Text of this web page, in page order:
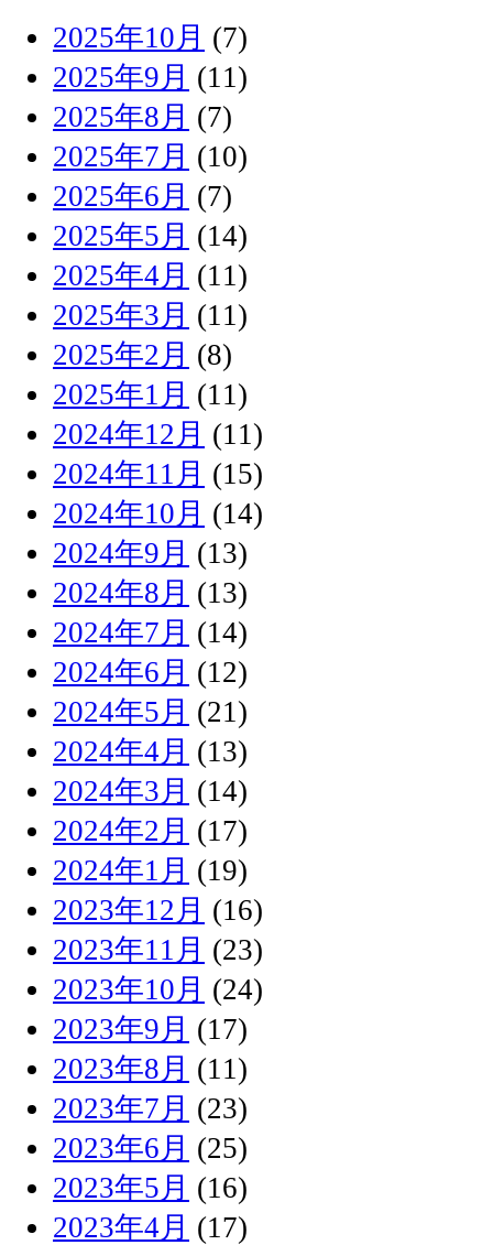
2025年10月 (7)
2025年9月 (11)
2025年8月 (7)
2025年7月 (10)
2025年6月 (7)
2025年5月 (14)
2025年4月 (11)
2025年3月 (11)
2025年2月 (8)
2025年1月 (11)
2024年12月 (11)
2024年11月 (15)
2024年10月 (14)
2024年9月 (13)
2024年8月 (13)
2024年7月 (14)
2024年6月 (12)
2024年5月 (21)
2024年4月 (13)
2024年3月 (14)
2024年2月 (17)
2024年1月 (19)
2023年12月 (16)
2023年11月 (23)
2023年10月 (24)
2023年9月 (17)
2023年8月 (11)
2023年7月 (23)
2023年6月 (25)
2023年5月 (16)
2023年4月 (17)